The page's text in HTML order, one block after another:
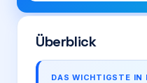
Überblick
DAS WICHTIGSTE IN